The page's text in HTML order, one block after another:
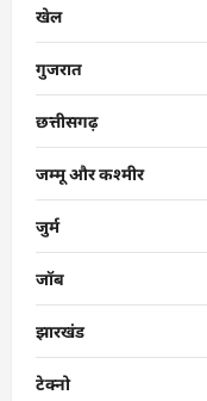
खेल
गुजरात
छत्तीसगढ़
जम्मू और कश्मीर
जुर्म
जॉब
झारखंड
टेक्नो